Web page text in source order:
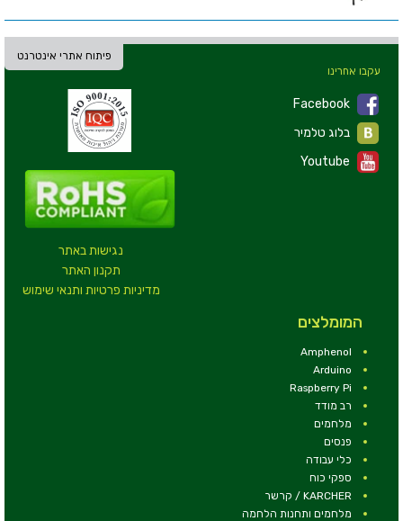
פיתוח אתרי אינטרנט
נגישות באתר
תקנון האתר
מדיניות פרטיות ותנאי שימוש
עקבו אחרינו
Facebook
Youtube
המומלצים
Amphenol
Arduino
Raspberry Pi
רב מודד
מלחמים
פנסים
כלי עבודה
ספקי כוח
KARCHER / קרשר
מלחמים ותחנות הלחמה